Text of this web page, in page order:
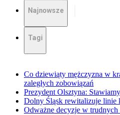
Najnowsze
Tagi
Co dziewiąty mężczyzna w
zaległych zobowiązań
Prezydent Olsztyna:
Dolny Śląsk rewitalizuje linie
Odważne decyzje w trudnych